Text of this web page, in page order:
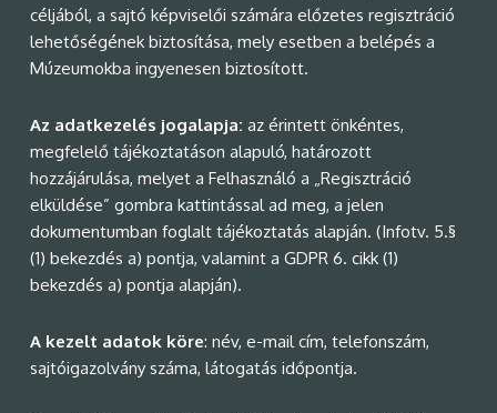
céljából, a sajtó képviselői számára előzetes regisztráció
lehetőségének biztosítása, mely esetben a belépés a
Múzeumokba ingyenesen biztosított.
Az adatkezelés jogalapja: az érintett önkéntes,
megfelelő tájékoztatáson alapuló, határozott
hozzájárulása, melyet a Felhasználó a „Regisztráció
elküldése” gombra kattintással ad meg, a jelen
dokumentumban foglalt tájékoztatás alapján. (Infotv. 5.§
(1) bekezdés a) pontja, valamint a GDPR 6. cikk (1)
bekezdés a) pontja alapján).
A kezelt adatok köre: név, e-mail cím, telefonszám,
sajtóigazolvány száma, látogatás időpontja.